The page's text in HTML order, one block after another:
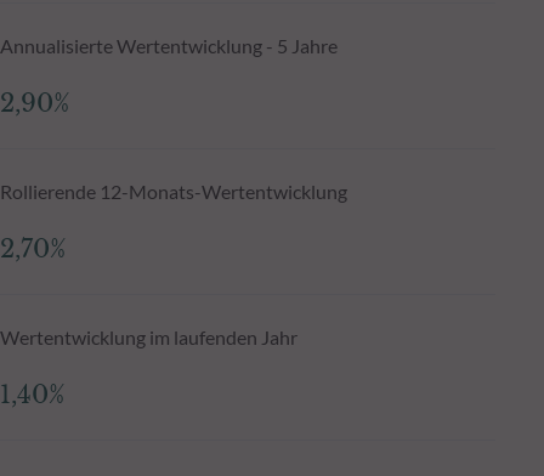
Annualisierte Wertentwicklung - 5 Jahre
2,90%
Rollierende 12-Monats-Wertentwicklung
2,70%
Wertentwicklung im laufenden Jahr
1,40%